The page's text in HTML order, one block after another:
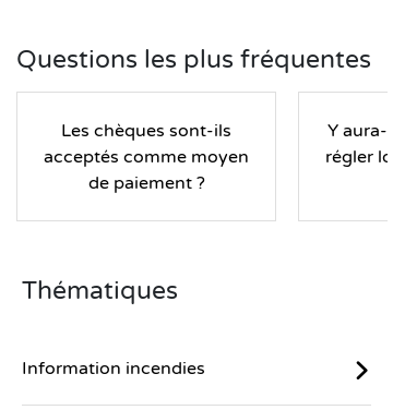
Questions les plus fréquentes
Les chèques sont-ils
acceptés comme moyen
de paiement ?
Y
régler
Thématiques
Information incendies